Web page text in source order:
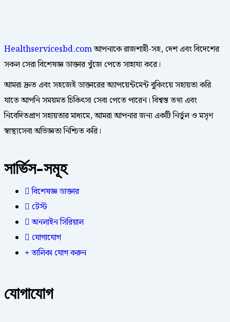
Healthservicesbd.comআপনাকে রাজশাহী-সহ, দেশ এবং বিদেশের
সকল সেরা বিশেষজ্ঞ ডাক্তার খুঁজে পেতে সাহায্য করে।
আমরা দ্রুত এবং সহজেই ডাক্তারের অ্যাপয়েন্টমেন্ট বুকিংয়ে সহায়তা করি
যাতে আপনি সময়মত চিকিৎসা সেবা পেতে পারেন। বিশ্বস্ত তথ্য এবং
নিবেদিতপ্রাণ সহায়তার মাধ্যমে, আমরা আপনার জন্য একটি নির্ভুল ও মসৃণ
স্বাস্থ্যসেবা অভিজ্ঞতা নিশ্চিত করি।
সার্ভিস-সমূহ
বিশেষজ্ঞ ডাক্তার
টেস্ট
অনলাইন সিরিয়াল
যোগাযোগ
তালিকা যোগ করুন
যোগাযোগ